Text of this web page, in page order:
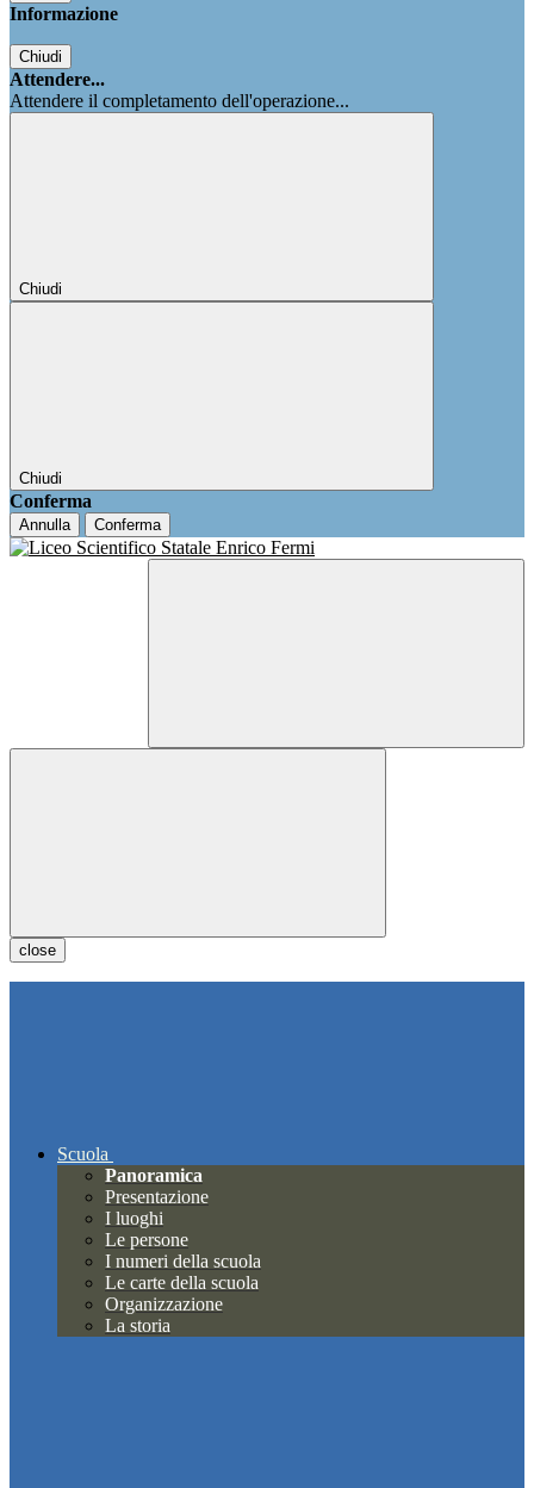
Informazione
Chiudi
Attendere...
Attendere il completamento dell'operazione...
Chiudi
Chiudi
Conferma
Annulla Conferma
close
Scuola
Panoramica
Presentazione
I luoghi
Le persone
I numeri della scuola
Le carte della scuola
Organizzazione
La storia